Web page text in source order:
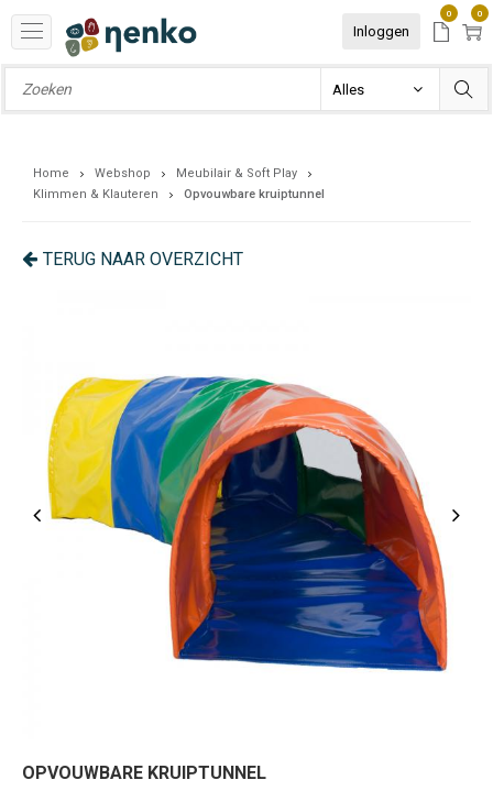
Inloggen
0 0
Home Webshop
Meubilair & Soft Play
Klimmen & Klauteren
Opvouwbare kruiptunnel
TERUG NAAR OVERZICHT
OPVOUWBARE KRUIPTUNNEL